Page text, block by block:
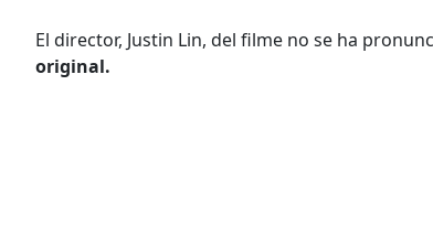
El director, Justin Lin, del filme no se ha
original.